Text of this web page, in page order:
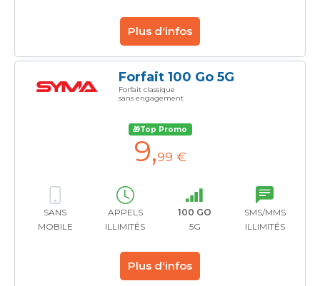
Plus d'infos
Forfait 100 Go 5G
Forfait classique
sans engagement
🎁Top Promo
9,99 €
SANS
MOBILE
APPELS
ILLIMITÉS
100 GO
5G
SMS/MMS
ILLIMITÉS
Plus d'infos